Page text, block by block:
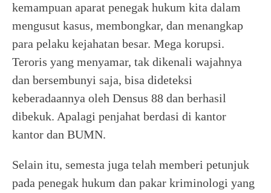
kemampuan aparat penegak hukum kita dalam
mengusut kasus, membongkar, dan menangkap
para pelaku kejahatan besar. Mega korupsi.
Teroris yang menyamar, tak dikenali wajahnya
dan bersembunyi saja, bisa dideteksi
keberadaannya oleh Densus 88 dan berhasil
dibekuk. Apalagi penjahat berdasi di kantor
kantor dan BUMN.
Selain itu, semesta juga telah memberi petunjuk
pada penegak hukum dan pakar kriminologi yang